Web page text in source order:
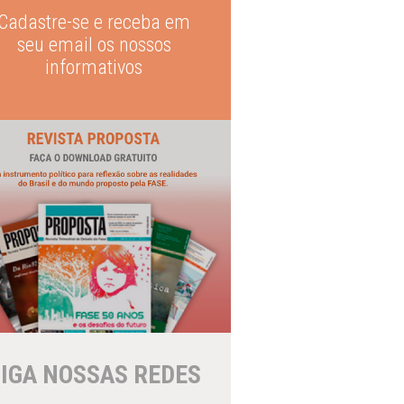
se e receba em
seu email os nossos
informativos
NOSSAS REDES